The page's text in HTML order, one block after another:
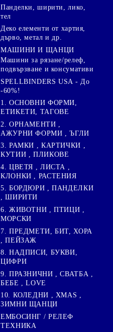
Панделки, ширити, лико,
тел
Деко елементи от хартия,
дърво, метал и др.
МАШИНИ И ЩАНЦИ
Машини за рязане/релеф,
подвързване и консумативи
SPELLBINDERS USA - До
-60%!
1. ОСНОВНИ ФОРМИ,
ЕТИКЕТИ, ТАГОВЕ
2. ОРНАМЕНТИ ,
АЖУРНИ ФОРМИ , ЪГЛИ
3. РАМКИ , КАРТИЧКИ ,
КУТИИ , ПЛИКОВЕ
4. ЦВЕТЯ , ЛИСТА ,
КЛОНКИ , РАСТЕНИЯ
5. БОРДЮРИ , ПАНДЕЛКИ
, ШИРИТИ
6. ЖИВОТНИ , ПТИЦИ ,
МОРСКИ
7. ПРЕДМЕТИ, БИТ, ХОРА
, ПЕЙЗАЖ
8. НАДПИСИ, БУКВИ,
ЦИФРИ
9. ПРАЗНИЧНИ , СВАТБА ,
БЕБЕ , LOVE
10. КОЛЕДНИ , XMAS ,
ЗИМНИ ЩАНЦИ
ЕМБОСИНГ / РЕЛЕФ
ТЕХНИКА